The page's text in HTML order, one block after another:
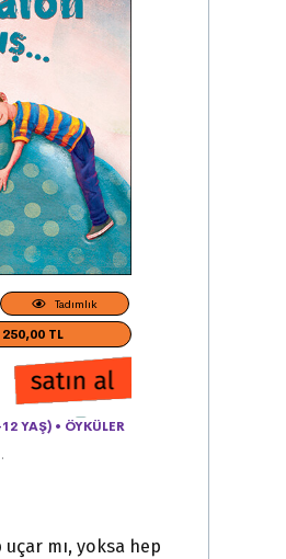
Tadımlık
250,00 TL
YAŞ) • ÖYKÜLER
mı, yoksa hep